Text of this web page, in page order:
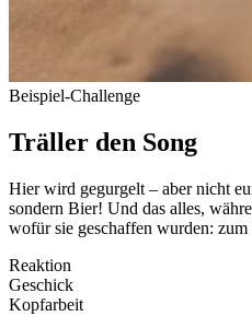
Bei­spiel-Challenge
Träller den Song
Hier wird gegurgelt – aber nicht
sondern Bier! Und das alles,
wofür sie geschaffen wurden: zum
Reaktion
Geschick
Kopf­arbeit